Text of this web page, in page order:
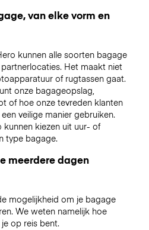
van elke vorm en
kunnen alle soorten bagage
Het maakt niet
of rugtassen gaat.
onze bagageopslag,
of hoe onze tevreden klanten
veilige manier gebruiken.
kiezen uit uur- of
type bagage.
meerdere dagen
mogelijkheid om je bagage
We weten namelijk hoe
op reis bent.